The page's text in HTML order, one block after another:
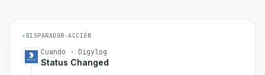
⚡ DISPARADOR→ACCIÓN
Cuando · Digylog
Status Changed